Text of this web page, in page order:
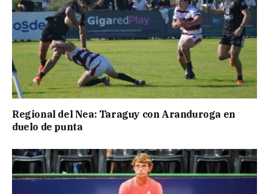
Regional del Nea: Taraguy con Aranduroga en
duelo de punta